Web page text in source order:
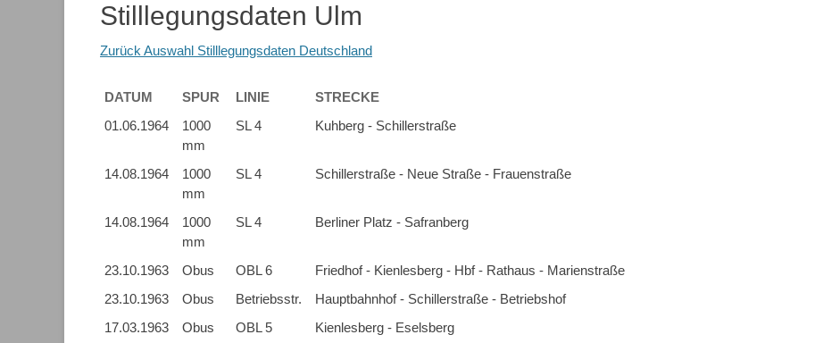
Stilllegungsdaten Ulm
Zurück Auswahl Stilllegungsdaten Deutschland
DATUM SPUR LINIE
STRECKE
DATUM
SPUR LINIE STRECKE
01.06.1964
1000
mm
SL 4 Kuhberg - Schillerstraße
14.08.1964
1000
mm
SL 4 Schillerstraße - Neue Straße - Frauenstraße
14.08.1964
1000
mm
SL 4 Berliner Platz - Safranberg
23.10.1963 Obus OBL 6
Friedhof - Kienlesberg - Hbf - Rathaus - Marienstraße
23.10.1963
Obus Betriebsstr.
Hauptbahnhof - Schillerstraße - Betriebshof
17.03.1963
Obus OBL 5
Kienlesberg - Eselsberg